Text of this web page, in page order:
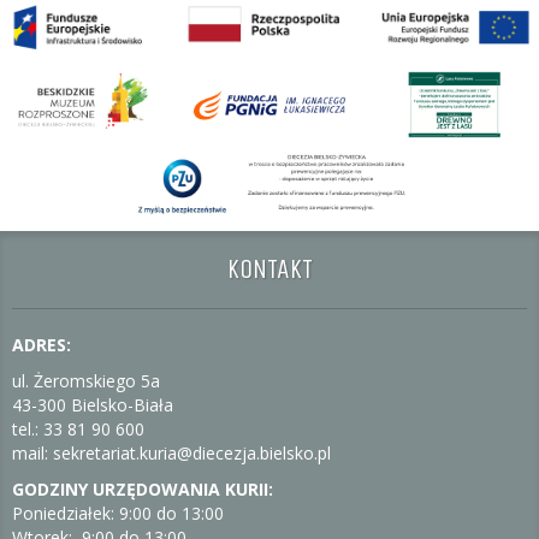
KONTAKT
ADRES:
ul. Żeromskiego 5a
43-300 Bielsko-Biała
tel.: 33 81 90 600
mail: sekretariat.kuria@diecezja.bielsko.pl
GODZINY URZĘDOWANIA KURII:
Poniedziałek: 9:00 do 13:00